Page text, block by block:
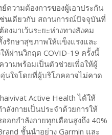
ความต้องการของผู้เอาประกัน
นเดียวกับ สถานการณ์ปัจจุบันที่
งมาเว้นระยะห่างทางสังคม
รักษาสุขภาพให้แข็งแรงและ
ห้ผ่านวิกฤต COVID-19 ครั้งนี้
ามพร้อมเป็นตัวช่วยเพื่อให้ผู้
นใจโดยที่ผู้บริโภคอาจไม่คาด
Active Health ได้ให้
ลังกายเป็นประจำด้วยการให้
อกกำลังกายทุกเดือนสูงถึง 40%
ชั้นนำอย่าง Garmin และ